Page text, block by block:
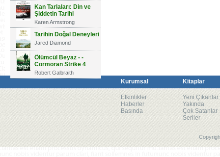
Kan Tarlaları: Din ve
Şiddetin Tarihi
Karen Armstrong
Tarihin Doğal Deneyleri
Jared Diamond
Ölümcül Beyaz - -
Cormoran Strike 4
Robert Galbraith
Kurumsal Kitaplar
Etkinlikler
Haberler
Basında
Yeni Çıkanlar
Yakında
Çok Satanlar
Seriler